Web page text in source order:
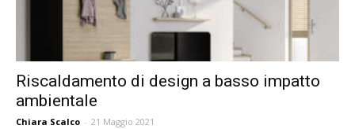
Riscaldamento di design a basso impatto
ambientale
Chiara Scalco - 21 Maggio 2021